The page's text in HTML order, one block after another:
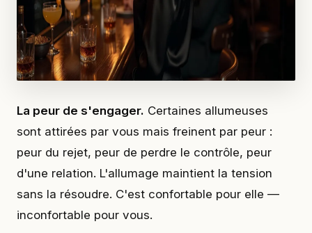
La peur de s'engager. Certaines allumeuses
sont attirées par vous mais freinent par peur :
peur du rejet, peur de perdre le contrôle, peur
d'une relation. L'allumage maintient la tension
sans la résoudre. C'est confortable pour elle —
inconfortable pour vous.